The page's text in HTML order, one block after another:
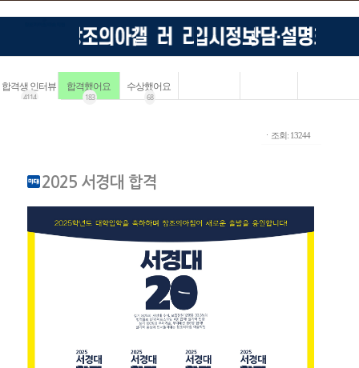
합격생 인터뷰
4114
합격했어요
183
수상했어요
68
ㆍ조회: 13244
2025 서경대 합격